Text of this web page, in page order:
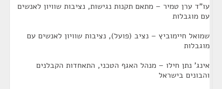
עו"ד ערן טמיר – מתאם תקנות נגישות, נציבות שוויון לאנשים
עם מוגבלות
שמואל חיימוביץ – נציב (פועל), נציבות שוויון לאנשים עם
מוגבלות
אינג' נתן חילו – מנהל האגף הטכני, התאחדות הקבלנים
והבונים בישראל